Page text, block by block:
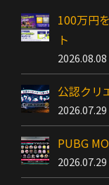
100万円
ト
2026.08.08
公認クリ
2026.07.29
PUBG
2026.07.29